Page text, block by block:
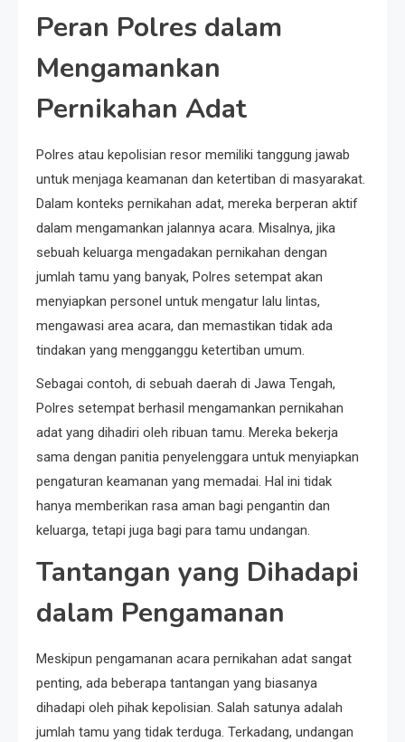
Peran Polres dalam
Mengamankan
Pernikahan Adat
Polres atau kepolisian resor memiliki tanggung jawab
untuk menjaga keamanan dan ketertiban di masyarakat.
Dalam konteks pernikahan adat, mereka berperan aktif
dalam mengamankan jalannya acara. Misalnya, jika
sebuah keluarga mengadakan pernikahan dengan
jumlah tamu yang banyak, Polres setempat akan
menyiapkan personel untuk mengatur lalu lintas,
mengawasi area acara, dan memastikan tidak ada
tindakan yang mengganggu ketertiban umum.
Sebagai contoh, di sebuah daerah di Jawa Tengah,
Polres setempat berhasil mengamankan pernikahan
adat yang dihadiri oleh ribuan tamu. Mereka bekerja
sama dengan panitia penyelenggara untuk menyiapkan
pengaturan keamanan yang memadai. Hal ini tidak
hanya memberikan rasa aman bagi pengantin dan
keluarga, tetapi juga bagi para tamu undangan.
Tantangan yang Dihadapi
dalam Pengamanan
Meskipun pengamanan acara pernikahan adat sangat
penting, ada beberapa tantangan yang biasanya
dihadapi oleh pihak kepolisian. Salah satunya adalah
jumlah tamu yang tidak terduga. Terkadang, undangan